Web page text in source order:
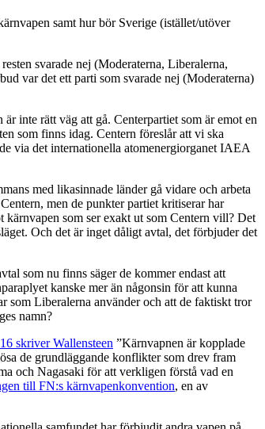
samt hur bör Sverige (istället/utöver
svarade nej (Moderaterna, Liberalerna,
var det ett parti som svarade nej (Moderaterna)
inte rätt väg att gå. Centerpartiet som är emot en
som finns idag. Centern föreslår att vi ska
via det internationella atomenergiorganet IAEA
med likasinnade länder gå vidare och arbeta
men de punkter partiet kritiserar har
som ser exakt ut som Centern vill? Det
Och det är inget dåligt avtal, det förbjuder det
som nu finns säger de kommer endast att
kanske mer än någonsin för att kunna
som Liberalerna använder och att de faktiskt tror
namn?
skriver Wallensteen ”Kärnvapnen är kopplade
de grundläggande konflikter som drev fram
och Nagasaki för att verkligen förstå vad en
till FN:s kärnvapenkonvention, en av